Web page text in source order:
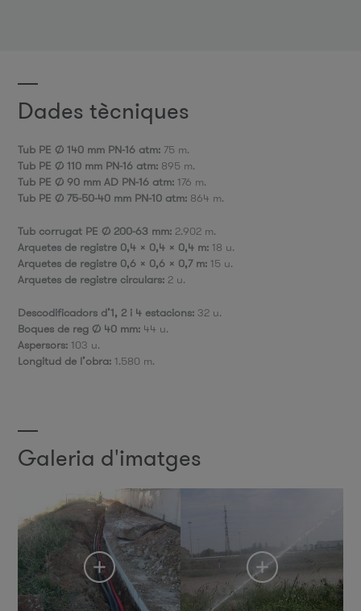
Dades tècniques
Tub PE Ø 140 mm PN-16 atm: 75 m.
Tub PE Ø 110 mm PN-16 atm: 895 m.
Tub PE Ø 90 mm AD PN-16 atm: 176 m.
Tub PE Ø 75-50-40 mm PN-10 atm: 864 m.
Tub corrugat PE Ø 200-63 mm: 2.902 m.
Arquetes de registre 0,4 x 0,4 x 0,4 m: 18 u.
Arquetes de registre 0,6 x 0,6 x 0,7 m: 15 u.
Arquetes de registre circulars: 2 u.
Descodificadors d’1, 2 i 4 estacions: 32 u.
Boques de reg Ø 40 mm: 44 u.
Aspersors: 103 u.
Longitud de l’obra: 1.580 m.
Galeria d'imatges